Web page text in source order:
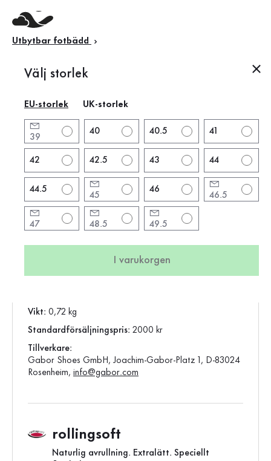
Välj storlek
EU-storlek UK-storlek
39
40 40.5 41
42 42.5 43 44
44.5
45
46
46.5
47 48.5 49.5
I varukorgen
Utbytbar fotbädd
Produktinformation
Produktinformation
Märke: rollingsoft
Klackform:Kilklack
Klackhöjd: 4 cm
Vara:8000.28.03
Vikt: 0,72 kg
Standardförsäljningspris: 2000 kr
Tillverkare:
Gabor Shoes GmbH, Joachim-Gabor-Platz 1, D-83024
Rosenheim, info@gabor.com
rollingsoft
Naturlig avrullning. Extralätt. Speciellt